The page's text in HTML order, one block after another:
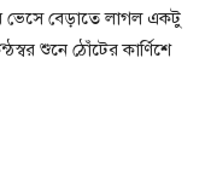
ভেসে বেড়াতে লাগল একটু
শুনে ঠোঁটের কার্ণিশে